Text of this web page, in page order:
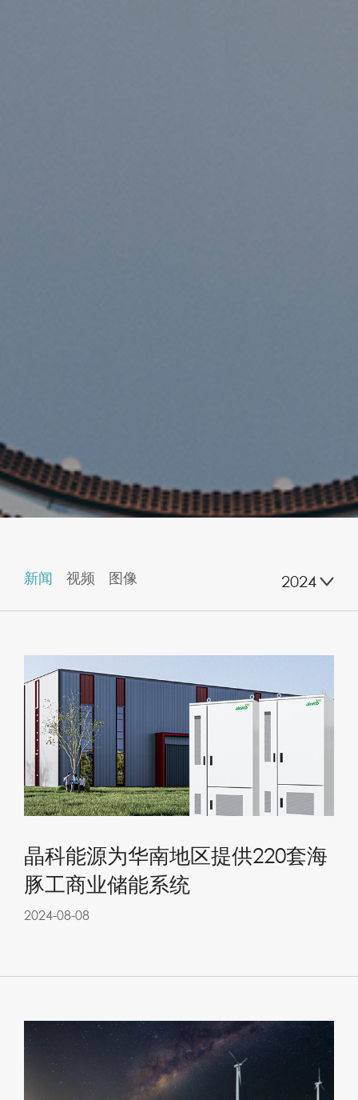
新闻 视频 图像 2024
晶科能源为华南地区提供220套海
豚工商业储能系统
2024-08-08